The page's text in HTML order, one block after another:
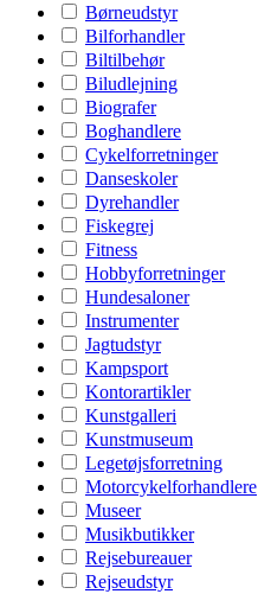
Børneudstyr
Bilforhandler
Biltilbehør
Biludlejning
Biografer
Boghandlere
Cykelforretninger
Danseskoler
Dyrehandler
Fiskegrej
Fitness
Hobbyforretninger
Hundesaloner
Instrumenter
Jagtudstyr
Kampsport
Kontorartikler
Kunstgalleri
Kunstmuseum
Legetøjsforretning
Motorcykelforhandlere
Museer
Musikbutikker
Rejsebureauer
Rejseudstyr